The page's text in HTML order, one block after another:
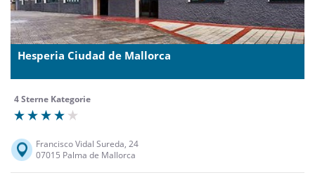
Hesperia Ciudad de Mallorca
4 Sterne Kategorie
Francisco Vidal Sureda, 24
07015 Palma de Mallorca